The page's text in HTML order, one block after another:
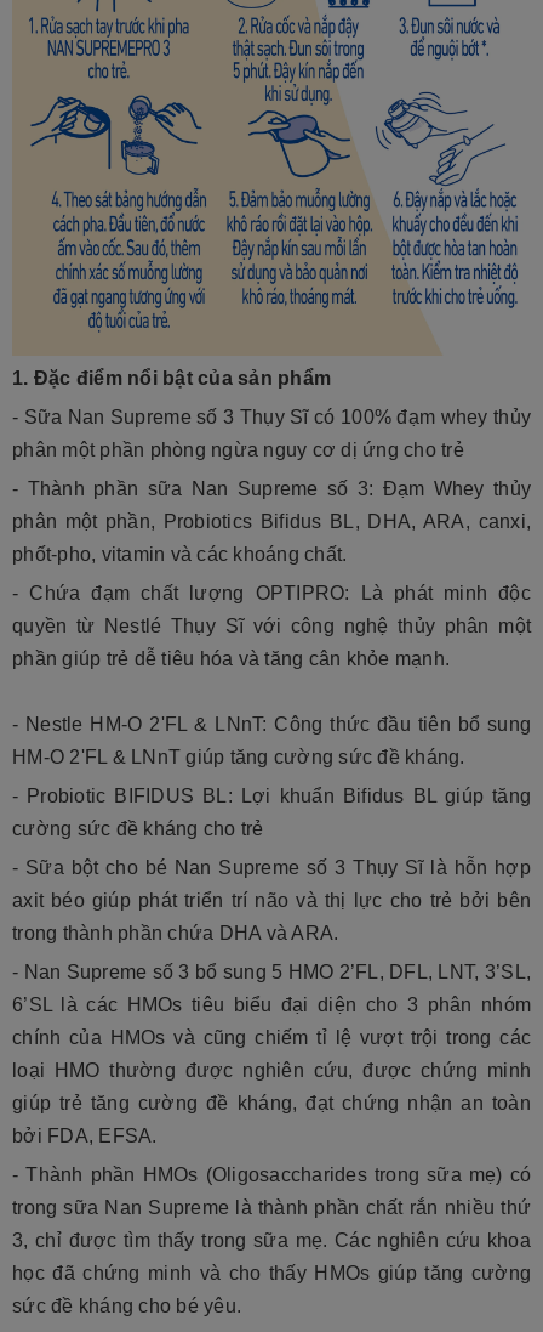
1. Đặc điểm nổi bật của sản phẩm
- Sữa Nan Supreme số 3 Thụy Sĩ có 100% đạm whey thủy
phân một phần phòng ngừa nguy cơ dị ứng cho trẻ
- Thành phần sữa Nan Supreme số 3: Đạm Whey thủy
phân một phần, Probiotics Bifidus BL, DHA, ARA, canxi,
phốt-pho, vitamin và các khoáng chất.
- Chứa đạm chất lượng OPTIPRO: Là phát minh độc
quyền từ Nestlé Thụy Sĩ với công nghệ thủy phân một
phần giúp trẻ dễ tiêu hóa và tăng cân khỏe mạnh.
- Nestle HM-O 2'FL & LNnT: Công thức đầu tiên bổ sung
HM-O 2'FL & LNnT giúp tăng cường sức đề kháng.
- Probiotic BIFIDUS BL: Lợi khuẩn Bifidus BL giúp tăng
cường sức đề kháng cho trẻ
- Sữa bột cho bé Nan Supreme số 3 Thụy Sĩ là hỗn hợp
axit béo giúp phát triển trí não và thị lực cho trẻ bởi bên
trong thành phần chứa DHA và ARA.
- Nan Supreme số 3 bổ sung 5 HMO 2’FL, DFL, LNT, 3’SL,
6’SL là các HMOs tiêu biểu đại diện cho 3 phân nhóm
chính của HMOs và cũng chiếm tỉ lệ vượt trội trong các
loại HMO thường được nghiên cứu, được chứng minh
giúp trẻ tăng cường đề kháng, đạt chứng nhận an toàn
bởi FDA, EFSA.
- Thành phần HMOs (Oligosaccharides trong sữa mẹ) có
trong sữa Nan Supreme là thành phần chất rắn nhiều thứ
3, chỉ được tìm thấy trong sữa mẹ. Các nghiên cứu khoa
học đã chứng minh và cho thấy HMOs giúp tăng cường
sức đề kháng cho bé yêu.